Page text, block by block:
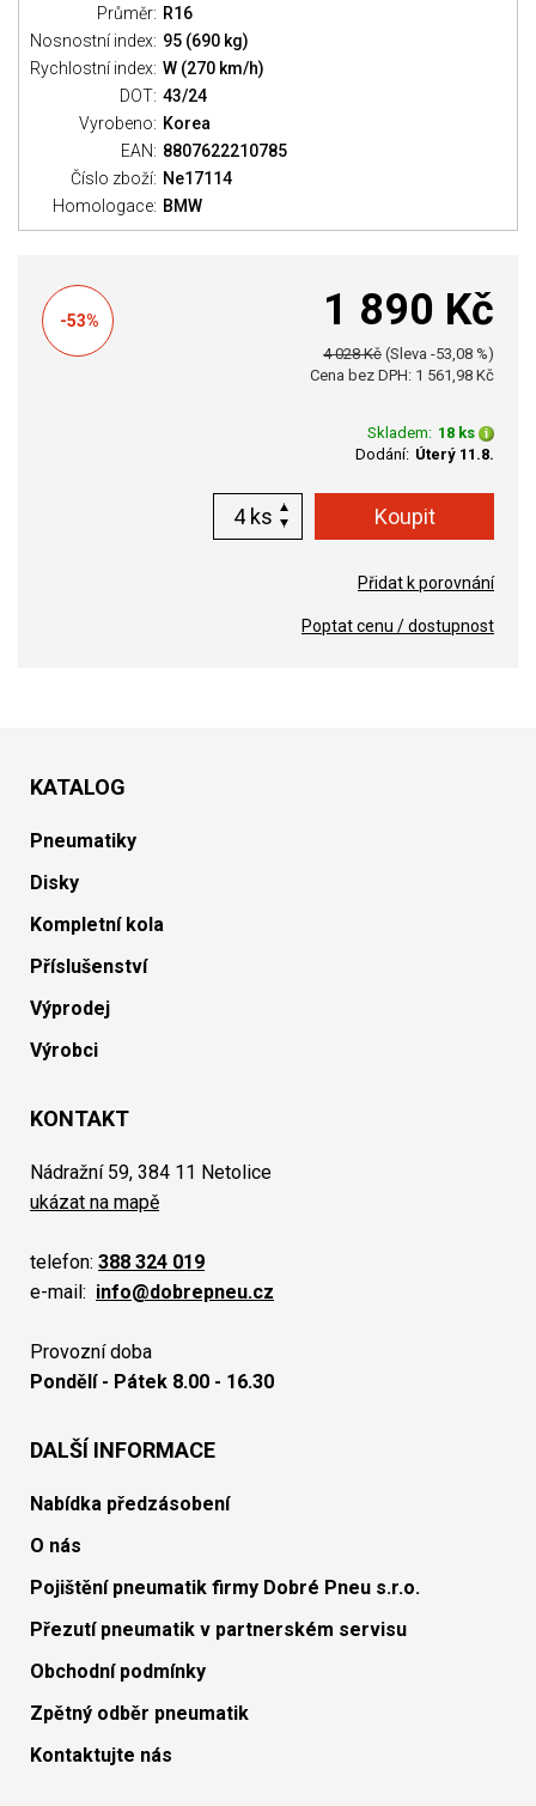
Průměr: R16
Nosnostní index: 95 (690 kg)
Rychlostní index: W (270 km/h)
DOT: 43/24
Vyrobeno: Korea
EAN: 8807622210785
Číslo zboží: Ne17114
Homologace: BMW
-53% 1 890 Kč
4 028 Kč (Sleva -53,08 %)
Cena bez DPH: 1 561,98 Kč
Skladem: 18 ks
Dodání: Úterý 11.8.
ks
Přidat k porovnání
Poptat cenu / dostupnost
KATALOG
Pneumatiky
Disky
Kompletní kola
Příslušenství
Výprodej
Výrobci
KONTAKT
Nádražní 59, 384 11 Netolice
ukázat na mapě
telefon: 388 324 019
e-mail: info@dobrepneu.cz
Provozní doba
Pondělí - Pátek 8.00 - 16.30
DALŠÍ INFORMACE
Nabídka předzásobení
O nás
Pojištění pneumatik firmy Dobré Pneu s.r.o.
Přezutí pneumatik v partnerském servisu
Obchodní podmínky
Zpětný odběr pneumatik
Kontaktujte nás